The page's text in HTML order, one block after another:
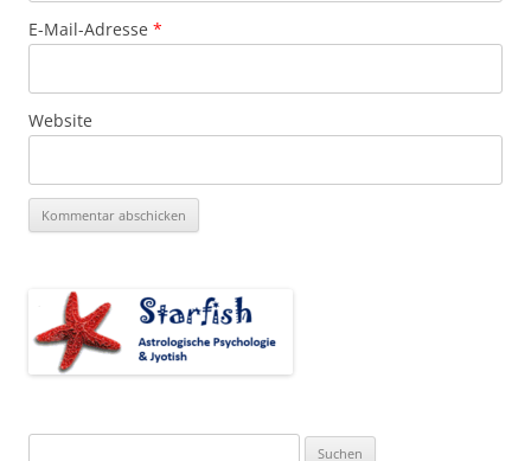
E-Mail-Adresse *
Website